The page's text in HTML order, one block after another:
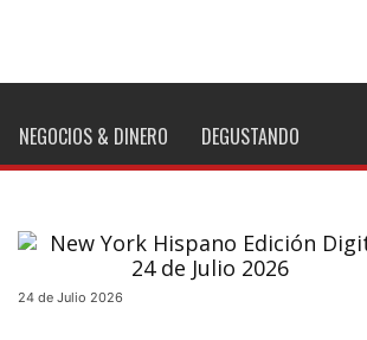
NEGOCIOS & DINERO DEGUSTANDO
24 de Julio 2026